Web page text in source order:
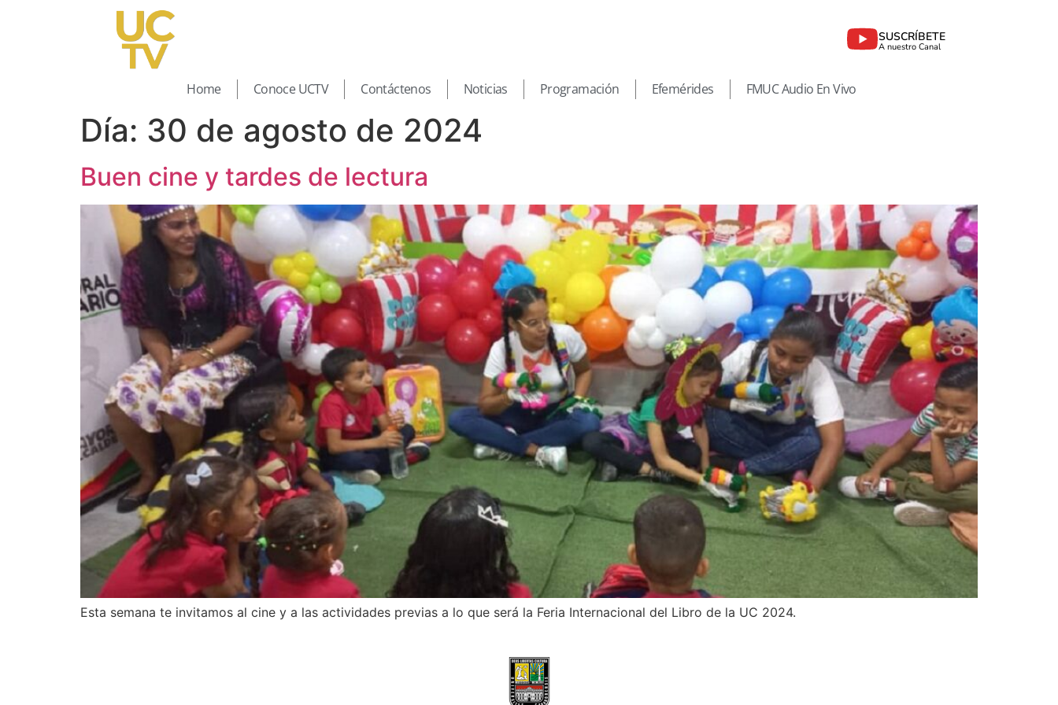
SUSCRÍBETE
A nuestro Canal
Home Conoce UCTV Contáctenos Noticias Programación Efemérides FMUC Audio En Vivo
Día: 30 de agosto de 2024
Buen cine y tardes de lectura
Esta semana te invitamos al cine y a las actividades previas a lo que será la Feria Internacional del Libro de la UC 2024.